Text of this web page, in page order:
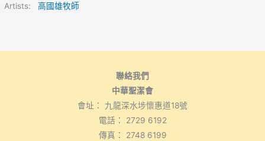
Artists:高國雄牧師
聯絡我們
中華聖潔會
會址： 九龍深水埗懷惠道18號
電話： 2729 6192
傳真： 2748 6199